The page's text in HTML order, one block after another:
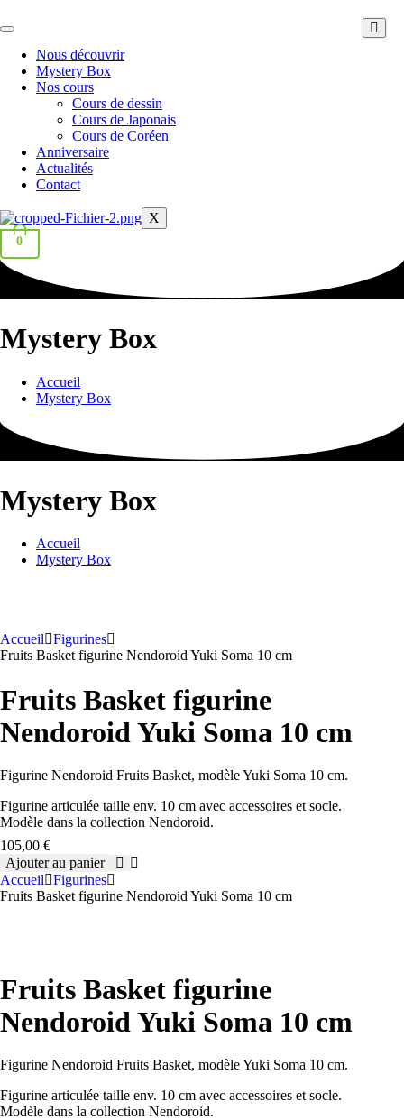
au
Nous découvrir
Mystery Box
Nos cours
Cours de dessin
Cours de Japonais
Cours de Coréen
Anniversaire
Actualités
Contact
X
0
Mystery Box
Accueil
Mystery Box
Mystery Box
Accueil
Mystery Box
Accueil
Figurines
Fruits Basket figurine Nendoroid Yuki Soma 10 cm
Fruits Basket figurine
Nendoroid Yuki Soma 10 cm
Figurine Nendoroid Fruits Basket, modèle Yuki Soma 10 cm.
Figurine articulée taille env. 10 cm avec accessoires et socle.
Modèle dans la collection Nendoroid.
105,00 €
quantité
de
Fruits
Soma
10
cm
Ajouter au panier
Accueil
Figurines
Fruits Basket figurine Nendoroid Yuki Soma 10 cm
Fruits Basket figurine
Nendoroid Yuki Soma 10 cm
Figurine Nendoroid Fruits Basket, modèle Yuki Soma 10 cm.
Figurine articulée taille env. 10 cm avec accessoires et socle.
Modèle dans la collection Nendoroid.